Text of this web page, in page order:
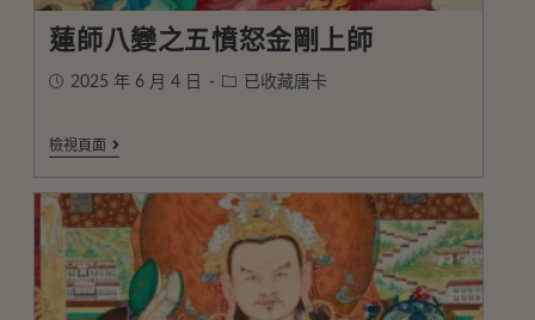
蓮師八變之五憤怒金剛上師
2025 年 6 月 4 日 已收藏唐卡
檢視頁面